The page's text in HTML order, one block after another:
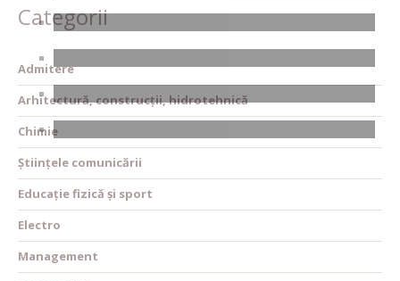
Categorii
Admitere
Arhitectură, construcții, hidrotehnică
Chimie
Științele comunicării
Educație fizică și sport
Electro
Management